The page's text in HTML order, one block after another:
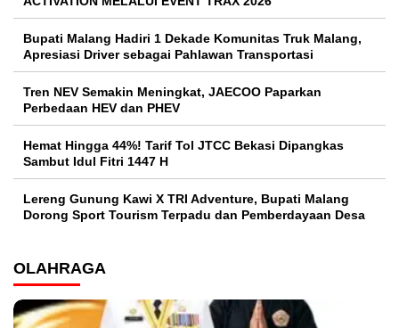
Bupati Malang Hadiri 1 Dekade Komunitas Truk Malang,
Apresiasi Driver sebagai Pahlawan Transportasi
Tren NEV Semakin Meningkat, JAECOO Paparkan
Perbedaan HEV dan PHEV
Hemat Hingga 44%! Tarif Tol JTCC Bekasi Dipangkas
Sambut Idul Fitri 1447 H
Lereng Gunung Kawi X TRI Adventure, Bupati Malang
Dorong Sport Tourism Terpadu dan Pemberdayaan Desa
OLAHRAGA